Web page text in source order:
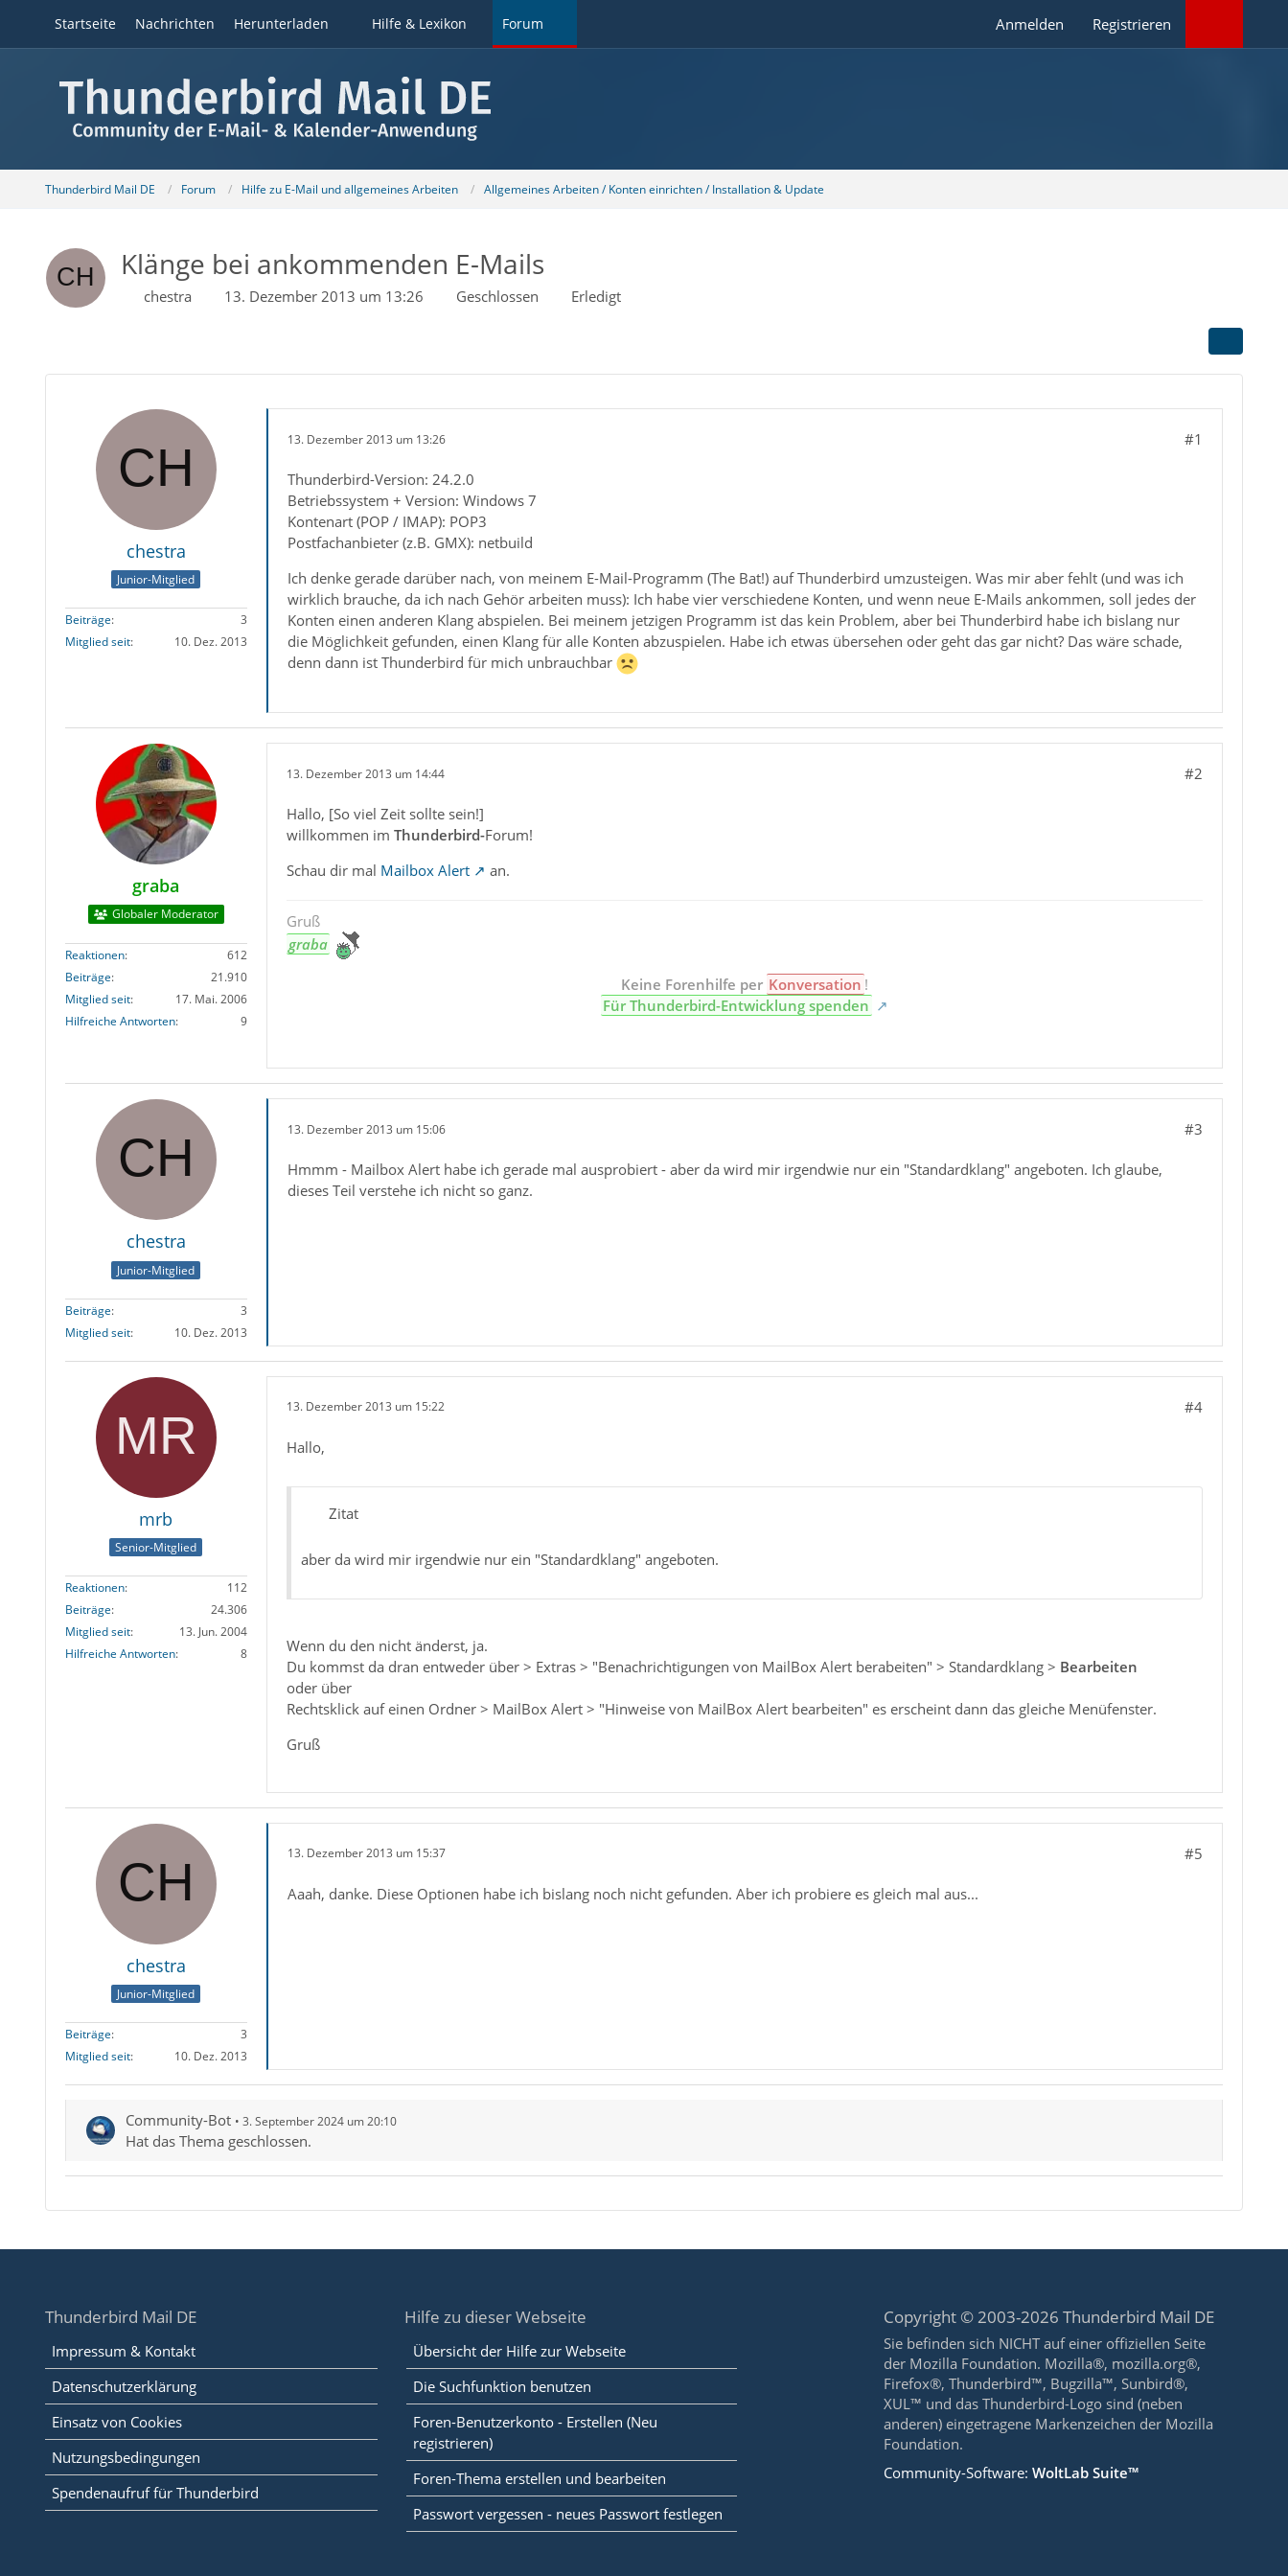
Startseite Nachrichten Herunterladen Hilfe & Lexikon Forum Anmelden Registrieren
Thunderbird Mail DE Forum Hilfe zu E-Mail und allgemeines Arbeiten Allgemeines Arbeiten / Konten einrichten / Installation & Update
Klänge bei ankommenden E-Mails
chestra 13. Dezember 2013 um 13:26 Geschlossen Erledigt
chestra
Junior-Mitglied
Beiträge
3
Mitglied seit
10. Dez. 2013
13. Dezember 2013 um 13:26 #1
Thunderbird-Version: 24.2.0
Betriebssystem + Version: Windows 7
Kontenart (POP / IMAP): POP3
Postfachanbieter (z.B. GMX): netbuild
Ich denke gerade darüber nach, von meinem E-Mail-Programm (The Bat!) auf Thunderbird umzusteigen. Was mir aber fehlt (und was ich
wirklich brauche, da ich nach Gehör arbeiten muss): Ich habe vier verschiedene Konten, und wenn neue E-Mails ankommen, soll jedes der
Konten einen anderen Klang abspielen. Bei meinem jetzigen Programm ist das kein Problem, aber bei Thunderbird habe ich bislang nur
die Möglichkeit gefunden, einen Klang für alle Konten abzuspielen. Habe ich etwas übersehen oder geht das gar nicht? Das wäre schade,
denn dann ist Thunderbird für mich unbrauchbar
graba
Globaler Moderator
Reaktionen
612
Beiträge
21.910
Mitglied seit
17. Mai. 2006
Hilfreiche Antworten
9
13. Dezember 2013 um 14:44 #2
Hallo, [So viel Zeit sollte sein!]
willkommen im Thunderbird-Forum!
Schau dir mal Mailbox Alert an.
Gruß
graba
Keine Forenhilfe per Konversation !
Für Thunderbird-Entwicklung spenden
chestra
Junior-Mitglied
Beiträge
3
Mitglied seit
10. Dez. 2013
13. Dezember 2013 um 15:06 #3
Hmmm - Mailbox Alert habe ich gerade mal ausprobiert - aber da wird mir irgendwie nur ein "Standardklang" angeboten. Ich glaube,
dieses Teil verstehe ich nicht so ganz.
mrb
Senior-Mitglied
Reaktionen
112
Beiträge
24.306
Mitglied seit
13. Jun. 2004
Hilfreiche Antworten
8
13. Dezember 2013 um 15:22 #4
Hallo,
Zitat
aber da wird mir irgendwie nur ein "Standardklang" angeboten.
Wenn du den nicht änderst, ja.
Du kommst da dran entweder über > Extras > "Benachrichtigungen von MailBox Alert berabeiten" > Standardklang > Bearbeiten
oder über
Rechtsklick auf einen Ordner > MailBox Alert > "Hinweise von MailBox Alert bearbeiten" es erscheint dann das gleiche Menüfenster.
Gruß
chestra
Junior-Mitglied
Beiträge
3
Mitglied seit
10. Dez. 2013
13. Dezember 2013 um 15:37 #5
Aaah, danke. Diese Optionen habe ich bislang noch nicht gefunden. Aber ich probiere es gleich mal aus...
Community-Bot 3. September 2024 um 20:10
Hat das Thema geschlossen.
Thunderbird Mail DE
Impressum & Kontakt
Datenschutzerklärung
Einsatz von Cookies
Nutzungsbedingungen
Spendenaufruf für Thunderbird
Hilfe zu dieser Webseite
Übersicht der Hilfe zur Webseite
Die Suchfunktion benutzen
Foren-Benutzerkonto - Erstellen (Neu
registrieren)
Foren-Thema erstellen und bearbeiten
Passwort vergessen - neues Passwort festlegen
Copyright © 2003-2026 Thunderbird Mail DE
Sie befinden sich NICHT auf einer offiziellen Seite
der Mozilla Foundation. Mozilla®, mozilla.org®,
Firefox®, Thunderbird™, Bugzilla™, Sunbird®,
XUL™ und das Thunderbird-Logo sind (neben
anderen) eingetragene Markenzeichen der Mozilla
Foundation.
Community-Software:WoltLab Suite™